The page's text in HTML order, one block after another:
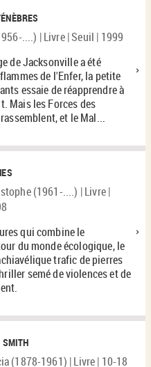
....) | Livre | Seuil | 1999
de Jacksonville a été
de l'Enfer, la petite
essaie de réapprendre à
Mais les Forces des
et le Mal...
(1961-....) | Livre |
qui combine le
du monde écologique, le
trafic de pierres
semé de violences et de
(1878-1961) | Livre | 10-18